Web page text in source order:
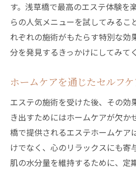
す。浅草橋で最高のエステ体験を
らの人気メニューを試してみるこ
れぞれの施術がもたらす特別な効
分を発見するきっかけにしてみて
ホームケアを通じたセルフ
エステの施術を受けた後、その効
き出すためにはホームケアが欠か
橋で提供されるエステホームケア
けでなく、心のリラックスにも寄
肌の水分量を維持するために、定